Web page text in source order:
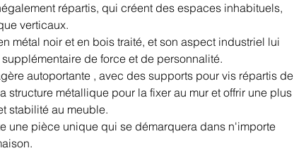
répartis, qui créent des espaces inhabituels,
verticaux.
métal noir et en bois traité, et son aspect industriel lui
de force et de personnalité.
autoportante , avec des supports pour vis répartis de
structure métallique pour la fixer au mur et offrir une plus
stabilité au meuble.
une pièce unique qui se démarquera dans n'importe